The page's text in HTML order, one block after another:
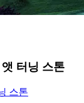
터닝 스톤
스톤